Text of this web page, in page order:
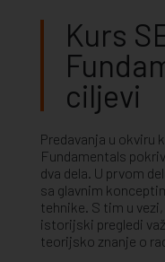
Kurs
ciljevi
Predavanja u okviru
Fundamentals
dva dela. U prvom
sa glavnim
tehnike. S tim u
istorijski pregledi
teorijsko znanje o